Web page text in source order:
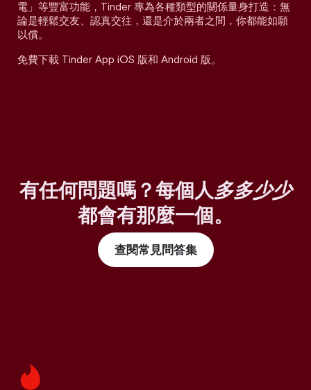
電」等豐富功能，Tinder 專為各種類型的關係量身打造：無
論是輕鬆交友、認真交往，還是介於兩者之間，你都能如願
以償。
免費下載 Tinder App iOS 版和 Android 版。
有任何問題嗎？每個人多多少少
都會有那麼一個。
查閱常見問答集